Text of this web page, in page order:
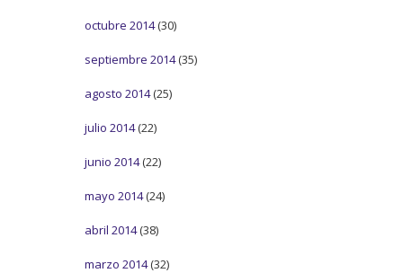
octubre 2014(30)
septiembre 2014(35)
agosto 2014(25)
julio 2014(22)
junio 2014(22)
mayo 2014(24)
abril 2014(38)
marzo 2014(32)